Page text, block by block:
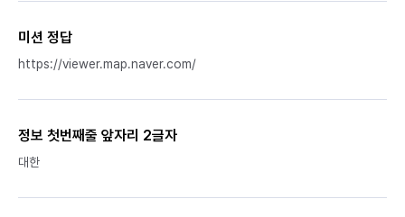
미션 정답
https://viewer.map.naver.com/
정보 첫번째줄 앞자리 2글자
대한